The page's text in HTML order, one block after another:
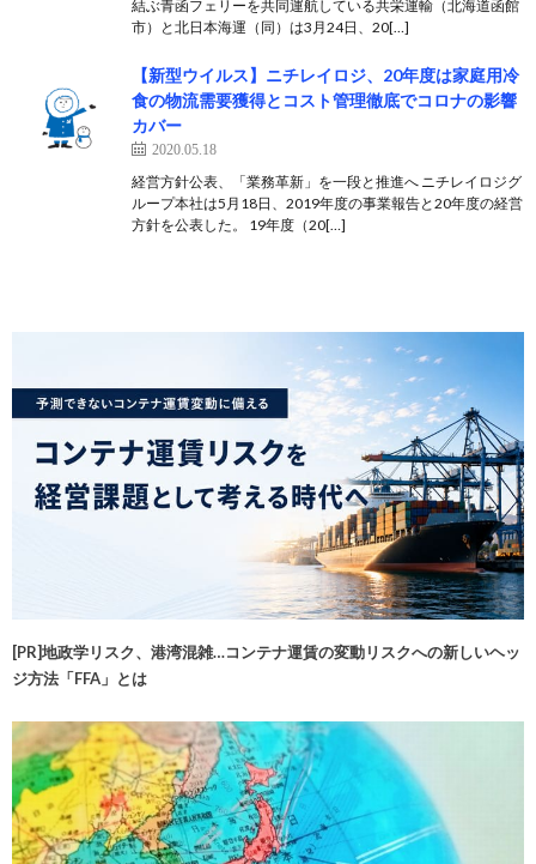
結ぶ青函フェリーを共同運航している共栄運輸（北海道函館
市）と北日本海運（同）は3月24日、20[…]
【新型ウイルス】ニチレイロジ、20年度は家庭用冷
食の物流需要獲得とコスト管理徹底でコロナの影響
カバー
2020.05.18
経営方針公表、「業務革新」を一段と推進へ ニチレイロジグ
ループ本社は5月18日、2019年度の事業報告と20年度の経営
方針を公表した。 19年度（20[…]
[PR]地政学リスク、港湾混雑…コンテナ運賃の変動リスクへの新しいヘッ
ジ方法「FFA」とは